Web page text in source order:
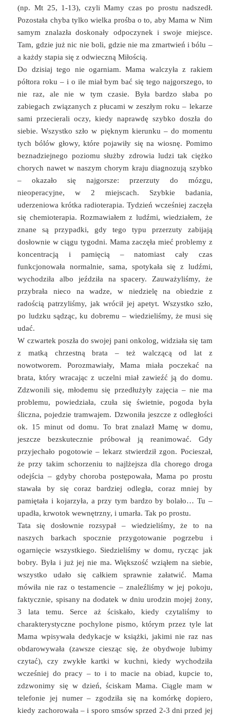
(np. Mt 25, 1-13), czyli Mamy czas po prostu nadszedł.
Pozostała chyba tylko wielka prośba o to, aby Mama w Nim
samym znalazła doskonały odpoczynek i swoje miejsce.
Tam, gdzie już nic nie boli, gdzie nie ma zmartwień i bólu –
a każdy stapia się z odwieczną Miłością.
Do dzisiaj tego nie ogarniam. Mama walczyła z rakiem
półtora roku – i o ile miał bym bać się tego najgorszego, to
nie raz, ale nie w tym czasie. Była bardzo słaba po
zabiegach związanych z płucami w zeszłym roku – lekarze
sami przecierali oczy, kiedy naprawdę szybko doszła do
siebie. Wszystko szło w pięknym kierunku – do momentu
tych bólów głowy, które pojawiły się na wiosnę. Pomimo
beznadziejnego poziomu służby zdrowia ludzi tak ciężko
chorych nawet w naszym chorym kraju diagnozują szybko
– okazało się najgorsze: przerzuty do mózgu,
nieoperacyjne, w 2 miejscach. Szybkie badania,
uderzeniowa krótka radioterapia. Tydzień wcześniej zaczęła
się chemioterapia. Rozmawiałem z ludźmi, wiedziałem, że
znane są przypadki, gdy tego typu przerzuty zabijają
dosłownie w ciągu tygodni. Mama zaczęła mieć problemy z
koncentracją i pamięcią – natomiast cały czas
funkcjonowała normalnie, sama, spotykała się z ludźmi,
wychodziła albo jeździła na spacery. Zauważyliśmy, że
przybrała nieco na wadze, w niedzielę na obiedzie z
radością patrzyliśmy, jak wrócił jej apetyt. Wszystko szło,
po ludzku sądząc, ku dobremu – wiedzieliśmy, że musi się
udać.
W czwartek poszła do swojej pani onkolog, widziała się tam
z matką chrzestną brata – też walczącą od lat z
nowotworem. Porozmawiały, Mama miała poczekać na
brata, który wracając z uczelni miał zawieźć ją do domu.
Zdzwonili się, młodemu się przedłużyły zajęcia – nie ma
problemu, powiedziała, czuła się świetnie, pogoda była
śliczna, pojedzie tramwajem. Dzwoniła jeszcze z odległości
ok. 15 minut od domu. To brat znalazł Mamę w domu,
jeszcze bezskutecznie próbował ją reanimować. Gdy
przyjechało pogotowie – lekarz stwierdził zgon. Pocieszał,
że przy takim schorzeniu to najlżejsza dla chorego droga
odejścia – gdyby choroba postępowała, Mama po prostu
stawała by się coraz bardziej odległa, coraz mniej by
pamiętała i kojarzyła, a przy tym bardzo by bolało… Tu –
upadła, krwotok wewnętrzny, i umarła. Tak po prostu.
Tata się dosłownie rozsypał – wiedzieliśmy, że to na
naszych barkach spocznie przygotowanie pogrzebu i
ogarnięcie wszystkiego. Siedzieliśmy w domu, rycząc jak
bobry. Była i już jej nie ma. Większość wziąłem na siebie,
wszystko udało się całkiem sprawnie załatwić. Mama
mówiła nie raz o testamencie – znaleźliśmy w jej pokoju,
faktycznie, spisany na dodatek w dniu urodzin mojej żony,
3 lata temu. Serce aż ściskało, kiedy czytaliśmy to
charakterystyczne pochylone pismo, którym przez tyle lat
Mama wpisywała dedykacje w książki, jakimi nie raz nas
obdarowywała (zawsze ciesząc się, że obydwoje lubimy
czytać), czy zwykłe kartki w kuchni, kiedy wychodziła
wcześniej do pracy – to i to macie na obiad, kupcie to,
zdzwonimy się w dzień, ściskam Mama. Ciągle mam w
telefonie jej numer – zgodziła się na komórkę dopiero,
kiedy zachorowała – i sporo smsów sprzed 2-3 dni przed jej